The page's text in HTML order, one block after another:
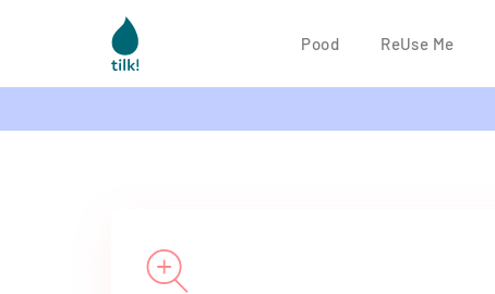
Pood ReUse Me